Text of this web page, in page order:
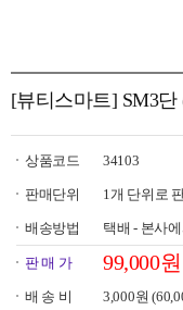
[뷰티스마트] SM3단
상품코드 34103
판매단위 1개 단위로
배송방법 택배 - 본사
판 매 가 99,000원
배 송 비 3,000원